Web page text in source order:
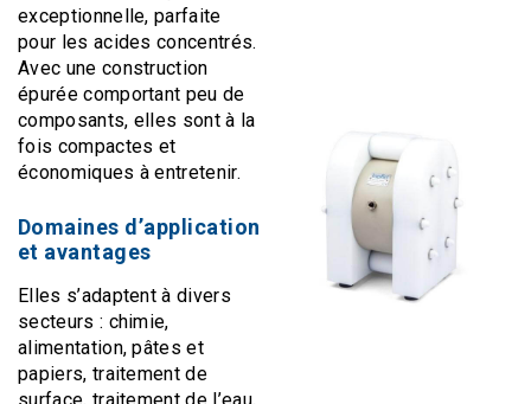
exceptionnelle, parfaite
pour les acides concentrés.
Avec une construction
épurée comportant peu de
composants, elles sont à la
fois compactes et
économiques à entretenir.
Domaines d’application
et avantages
Elles s’adaptent à divers
secteurs : chimie,
alimentation, pâtes et
papiers, traitement de